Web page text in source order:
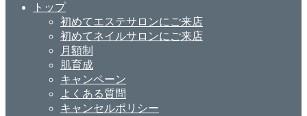
トップ
初めてエステサロンにご来店
初めてネイルサロンにご来店
月額制
肌育成
キャンペーン
よくある質問
キャンセルポリシー